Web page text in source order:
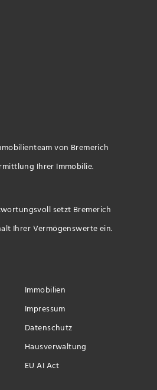
von Bremerich
Ihrer Immobilie.
setzt Bremerich
Ihrer Vermögenswerte ein.
Immobilien
Impressum
Datenschutz
Hausverwaltung
EU AI Act